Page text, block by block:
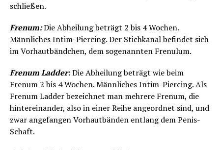
schließen.
Frenum:Die Abheilung beträgt 2 bis 4 Wochen.
Männliches Intim-Piercing. Der Stichkanal befindet sich
im Vorhautbändchen, dem sogenannten Frenulum.
Frenum Ladder:Die Abheilung beträgt wie beim
Frenum 2 bis 4 Wochen. Männliches Intim-Piercing. Als
Frenum Ladder bezeichnet man mehrere Frenum, die
hintereinander, also in einer Reihe angeordnet sind, und
zwar angefangen Vorhautbänden entlang dem Penis-
Schaft.